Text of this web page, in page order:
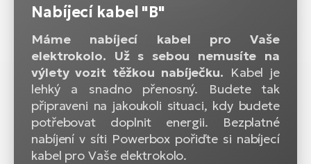
Nabíjecí kabel "B"
Máme nabíjecí kabel pro Vaše
elektrokolo. Už s sebou nemusíte na
výlety vozit těžkou nabíječku. Kabel je
lehký a snadno přenosný. Budete tak
připraveni na jakoukoli situaci, kdy budete
potřebovat doplnit energii. Bezplatné
nabíjení v síti Powerbox pořiďte si nabíjecí
kabel pro Vaše elektrokolo.